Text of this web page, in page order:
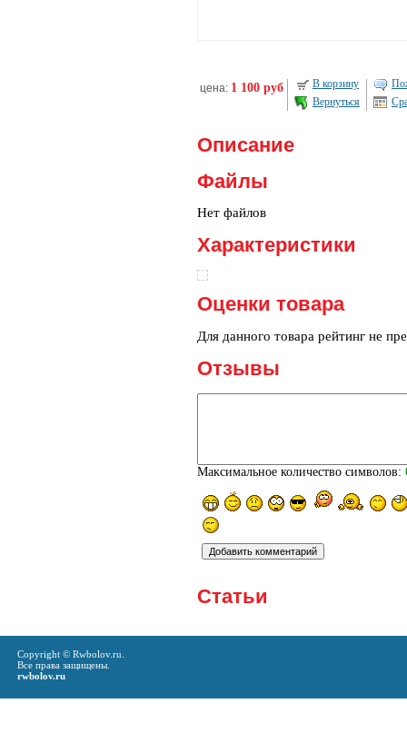
цена: 1 100 руб
В корзину
Вернуться
Описание
Файлы
Нет файлов
Характеристики
Оценки товара
Для данного товара рейтинг не
Отзывы
Максимальное количество символов:
Статьи
Copyright © Rwbolov.ru.
Все права защищены.
rwbolov.ru